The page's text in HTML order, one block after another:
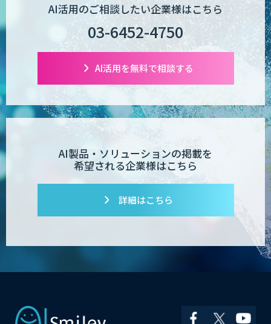
AI活用のご相談したい企業様はこちら
03-6452-4750
AI活用を無料で相談する
AI製品・ソリューションの掲載を
希望される企業様はこちら
詳細はこちら